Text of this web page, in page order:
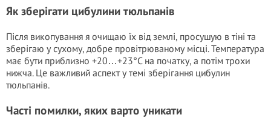
Як зберігати цибулини тюльпанів
Після викопування я очищаю їх від землі, просушую в тіні та
зберігаю у сухому, добре провітрюваному місці. Температура
має бути приблизно +20…+23°C на початку, а потім трохи
нижча. Це важливий аспект у темі зберігання цибулин
тюльпанів.
Часті помилки, яких варто уникати